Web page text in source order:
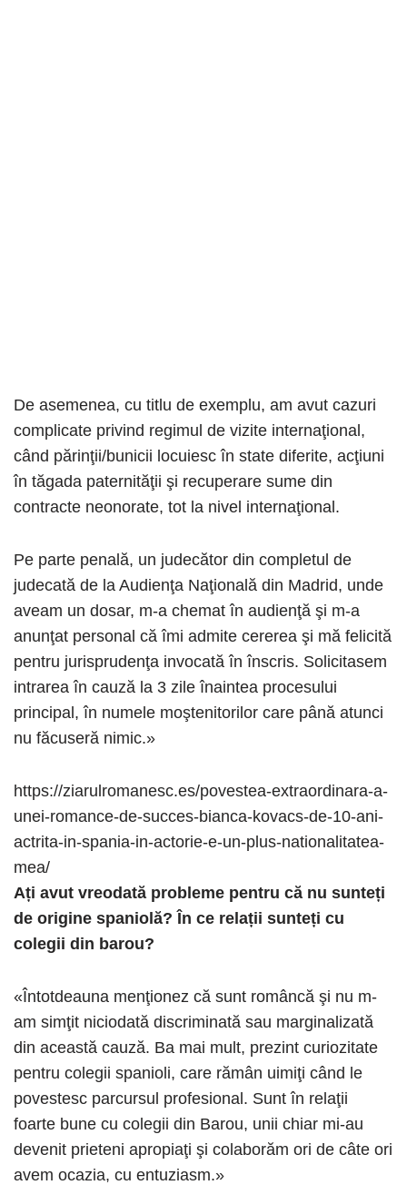
De asemenea, cu titlu de exemplu, am avut cazuri
complicate privind regimul de vizite internaţional,
când părinţii/bunicii locuiesc în state diferite, acţiuni
în tăgada paternităţii şi recuperare sume din
contracte neonorate, tot la nivel internaţional.
Pe parte penală, un judecător din completul de
judecată de la Audienţa Naţională din Madrid, unde
aveam un dosar, m-a chemat în audienţă şi m-a
anunţat personal că îmi admite cererea şi mă felicită
pentru jurisprudenţa invocată în înscris. Solicitasem
intrarea în cauză la 3 zile înaintea procesului
principal, în numele moştenitorilor care până atunci
nu făcuseră nimic.»
https://ziarulromanesc.es/povestea-extraordinara-a-
unei-romance-de-succes-bianca-kovacs-de-10-ani-
actrita-in-spania-in-actorie-e-un-plus-nationalitatea-
mea/
Ați avut vreodată probleme pentru că nu sunteți
de origine spaniolă? În ce relații sunteți cu
colegii din barou?
«Întotdeauna menţionez că sunt româncă şi nu m-
am simţit niciodată discriminată sau marginalizată
din această cauză. Ba mai mult, prezint curiozitate
pentru colegii spanioli, care rămân uimiţi când le
povestesc parcursul profesional. Sunt în relaţii
foarte bune cu colegii din Barou, unii chiar mi-au
devenit prieteni apropiaţi şi colaborăm ori de câte ori
avem ocazia, cu entuziasm.»